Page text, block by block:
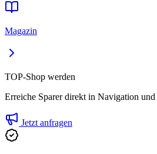
Magazin
TOP-Shop werden
Erreiche Sparer direkt in Navigation und
Jetzt anfragen